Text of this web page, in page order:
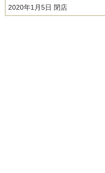
2020年1月5日 閉店